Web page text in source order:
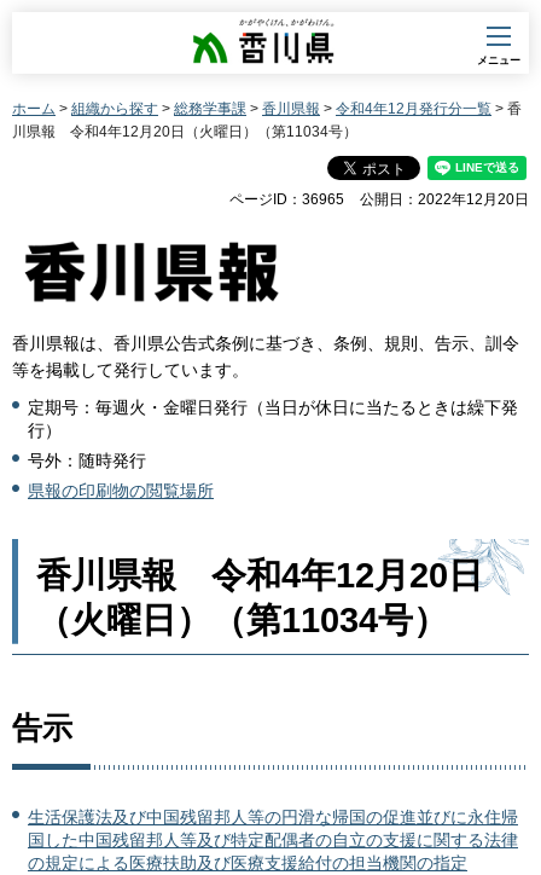
香川県
メニュー
ホーム > 組織から探す > 総務学事課 > 香川県報 > 令和4年12月発行分一覧 > 香
川県報 令和4年12月20日（火曜日）（第11034号）
ページID：36965 公開日：2022年12月20日
香川県報は、香川県公告式条例に基づき、条例、規則、告示、訓令
等を掲載して発行しています。
定期号：毎週火・金曜日発行（当日が休日に当たるときは繰下発
行）
号外：随時発行
県報の印刷物の閲覧場所
香川県報 令和4年12月20日
（火曜日）（第11034号）
告示
生活保護法及び中国残留邦人等の円滑な帰国の促進並びに永住帰
国した中国残留邦人等及び特定配偶者の自立の支援に関する法律
の規定による医療扶助及び医療支援給付の担当機関の指定